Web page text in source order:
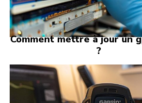
Comment mettre à jour un
?